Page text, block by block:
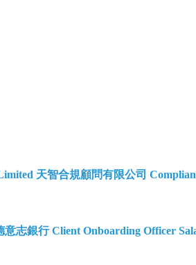
天智合規顧問有限公司
意志銀行 Client Onboarding Officer